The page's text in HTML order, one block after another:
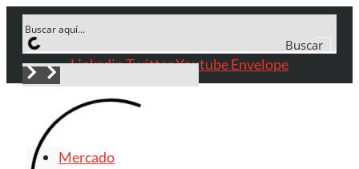
Saltar
contenido
Buscar
LinkedinTwitterYoutubeEnvelope
Mercado